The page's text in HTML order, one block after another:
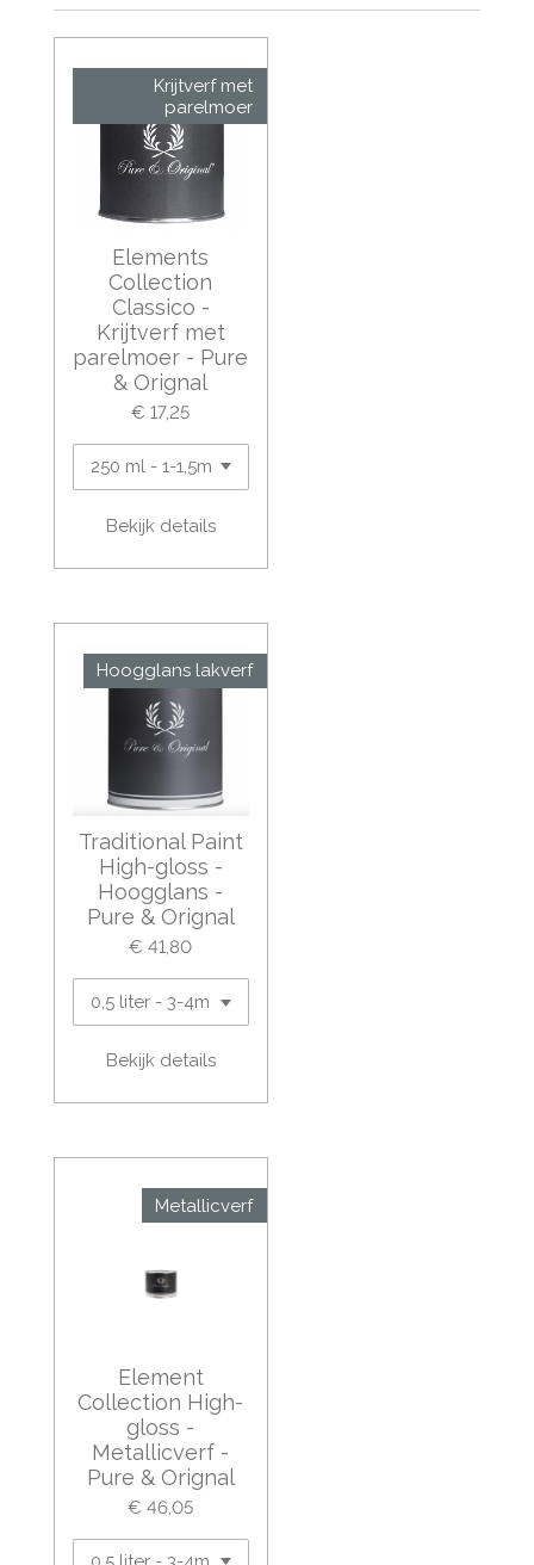
Krijtverf met
parelmoer
Elements
Collection
Classico -
Krijtverf met
parelmoer - Pure
& Orignal
€ 17,25
Bekijk details
Hoogglans lakverf
Traditional Paint
High-gloss -
Hoogglans -
Pure & Orignal
€ 41,80
Bekijk details
Metallicverf
Element
Collection High-
gloss -
Metallicverf -
Pure & Orignal
€ 46,05